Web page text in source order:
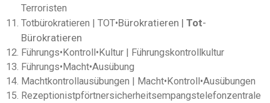
Terroristen
Totbürokratieren | TOT•Bürokratieren | Tot-
Bürokratieren
Führungs•Kontroll•Kultur | Führungskontrollkultur
Führungs•Macht•Ausübung
Machtkontrollausübungen | Macht•Kontroll•Ausübungen
Rezeptionistpförtnersicherheitsempangstelefonzentrale